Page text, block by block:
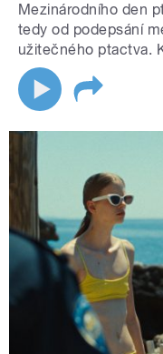
Mezinárodního den
tedy od podepsání
užitečného ptactva.